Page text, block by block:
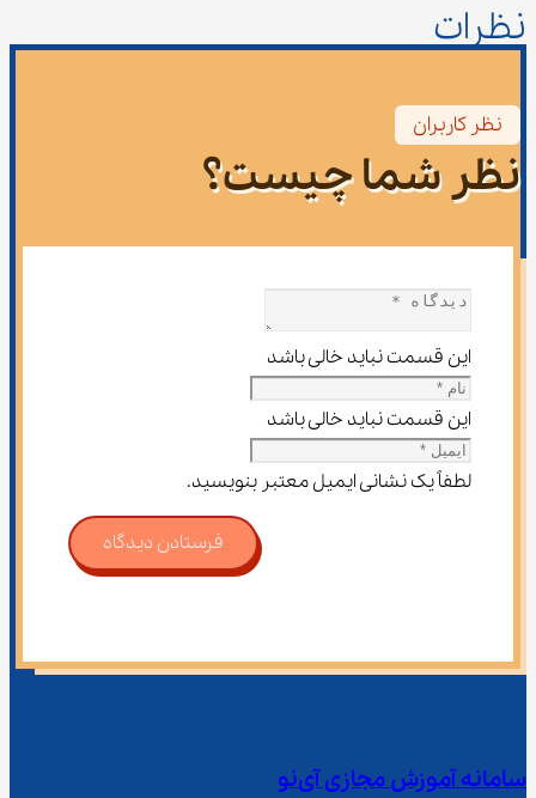
نظرات
نظر کاربران
نظر شما چیست؟
این قسمت نباید خالی باشد
این قسمت نباید خالی باشد
لطفاً یک نشانی ایمیل معتبر بنویسید.
فرستادن دیدگاه
سامانه آموزش مجازی آی‌نو